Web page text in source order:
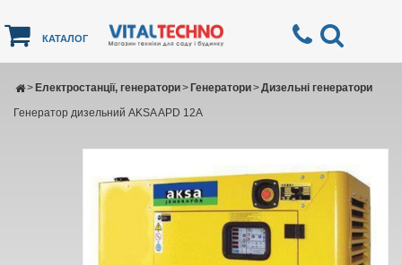
КАТАЛОГ
Електростанції, генератори
> Генератори
> Дизельні генератори
>
Генератор дизельний AKSA APD 12А